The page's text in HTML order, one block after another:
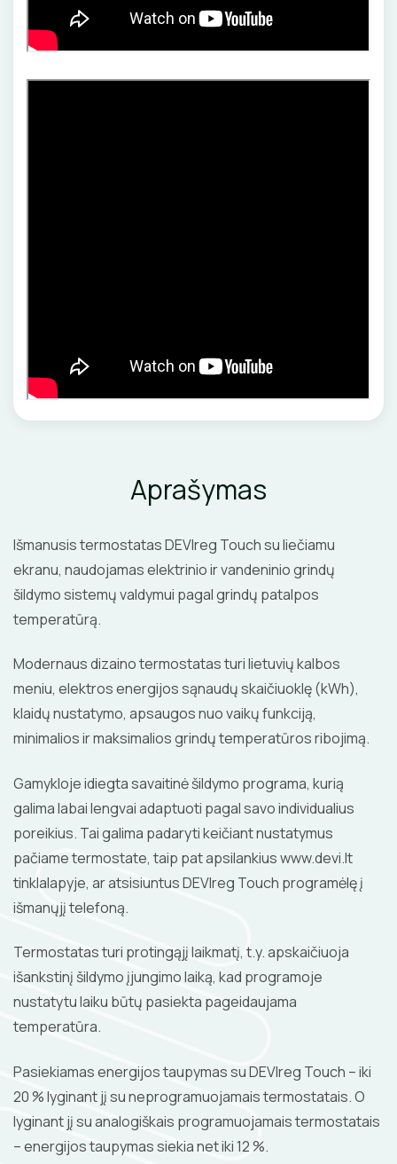
Aprašymas
Išmanusis termostatas DEVIreg Touch su liečiamu
ekranu, naudojamas elektrinio ir vandeninio grindų
šildymo sistemų valdymui pagal grindų patalpos
temperatūrą.
Modernaus dizaino termostatas turi lietuvių kalbos
meniu, elektros energijos sąnaudų skaičiuoklę (kWh),
klaidų nustatymo, apsaugos nuo vaikų funkciją,
minimalios ir maksimalios grindų temperatūros ribojimą.
Gamykloje idiegta savaitinė šildymo programa, kurią
galima labai lengvai adaptuoti pagal savo individualius
poreikius. Tai galima padaryti keičiant nustatymus
pačiame termostate, taip pat apsilankius www.devi.lt
tinklalapyje, ar atsisiuntus DEVIreg Touch programėlę į
išmanųjį telefoną.
Termostatas turi protingąjį laikmatį, t.y. apskaičiuoja
išankstinį šildymo įjungimo laiką, kad programoje
nustatytu laiku būtų pasiekta pageidaujama
temperatūra.
Pasiekiamas energijos taupymas su DEVIreg Touch – iki
20 % lyginant jį su neprogramuojamais termostatais. O
lyginant jį su analogiškais programuojamais termostatais
– energijos taupymas siekia net iki 12 %.